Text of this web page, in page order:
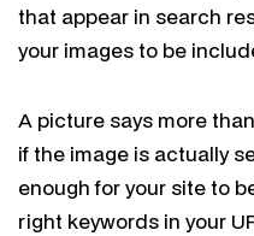
that appear in search
your images to be
A picture says more
if the image is actually
enough for your site to
right keywords in your